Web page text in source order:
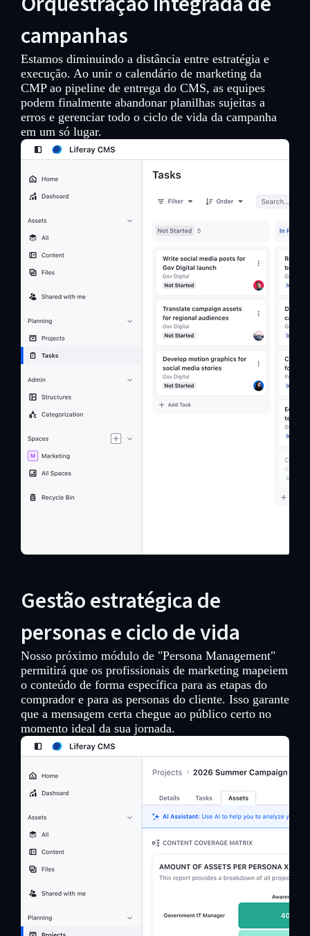
campanhas
Estamos diminuindo a distância entre estratégia e
execução. Ao unir o calendário de marketing da
CMP ao pipeline de entrega do CMS, as equipes
podem finalmente abandonar planilhas sujeitas a
erros e gerenciar todo o ciclo de vida da campanha
em um só lugar.
Gestão estratégica de
personas e ciclo de vida
Nosso próximo módulo de "Persona Management"
permitirá que os profissionais de marketing mapeiem
o conteúdo de forma específica para as etapas do
comprador e para as personas do cliente. Isso garante
que a mensagem certa chegue ao público certo no
momento ideal da sua jornada.